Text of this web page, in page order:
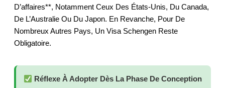
D’affaires**, Notamment Ceux Des États-Unis, Du Canada,
De L’Australie Ou Du Japon. En Revanche, Pour De
Nombreux Autres Pays, Un Visa Schengen Reste
Obligatoire.
Réflexe À Adopter Dès La Phase De Conception